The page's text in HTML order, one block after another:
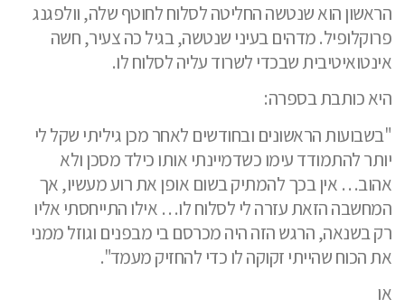
הראשון הוא שנטשה החליטה לסלוח לחוטף שלה, וולפגנג
פרוקלופיל. מדהים בעיני שנטשה, בגיל כה צעיר, חשה
אינטואיטיבית שבכדי לשרוד עליה לסלוח לו.
היא כותבת בספרה:
"בשבועות הראשונים ובחודשים לאחר מכן גיליתי שקל לי
יותר להתמודד עימו כשדמיינתי אותו כילד מסכן ולא
אהוב… אין בכך להמתיק בשום אופן את רוע מעשיו, אך
המחשבה הזאת עזרה לי לסלוח לו… אילו התייחסתי אליו
רק בשנאה, הרגש הזה היה מכרסם בי מבפנים וגוזל ממני
את הכוח שהייתי זקוקה לו כדי להחזיק מעמד".
או